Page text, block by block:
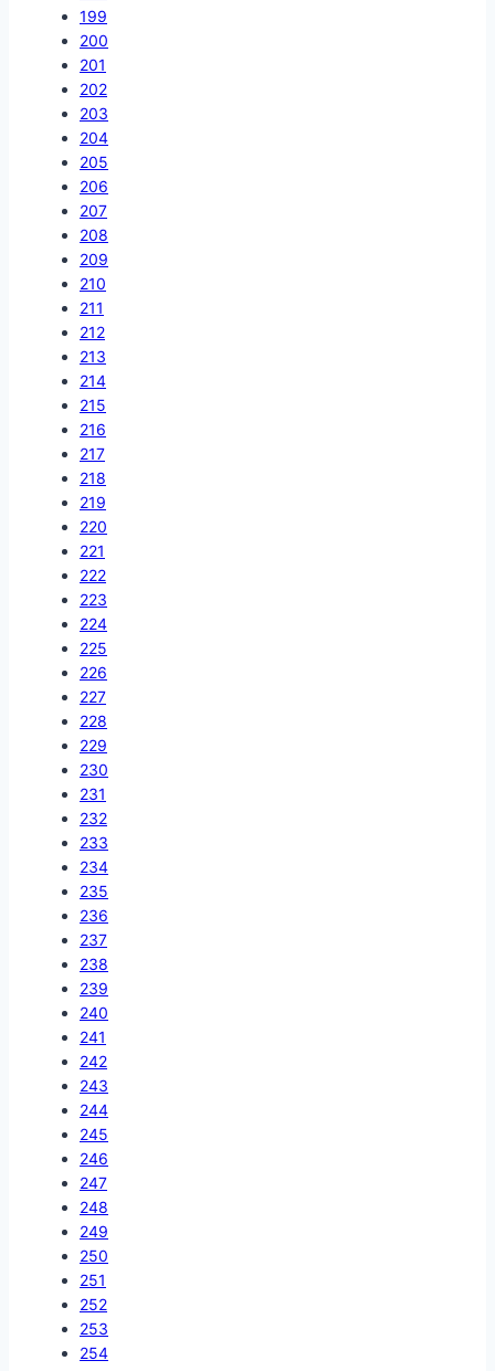
199
200
201
202
203
204
205
206
207
208
209
210
211
212
213
214
215
216
217
218
219
220
221
222
223
224
225
226
227
228
229
230
231
232
233
234
235
236
237
238
239
240
241
242
243
244
245
246
247
248
249
250
251
252
253
254